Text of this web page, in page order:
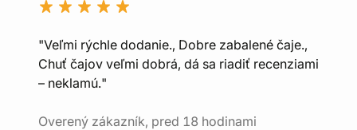
"Veľmi rýchle dodanie., Dobre zabalené čaje.,
Chuť čajov veľmi dobrá, dá sa riadiť recenziami
– neklamú."
Overený zákazník, pred 18 hodinami